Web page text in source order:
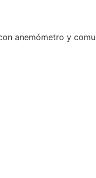
anemómetro y